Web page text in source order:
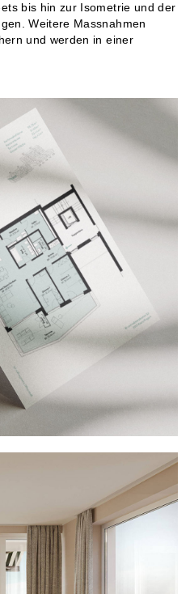
bis hin zur Isometrie und der
Weitere Massnahmen
und werden in einer